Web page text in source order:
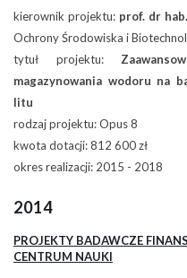
kierownik projektu: prof. dr
Ochrony Środowiska i
tytuł projektu:
magazynowania wodoru na
litu
rodzaj projektu: Opus 8
kwota dotacji: 812 600 zł
okres realizacji: 2015 - 2018
2014
PROJEKTY BADAWCZE
CENTRUM NAUKI